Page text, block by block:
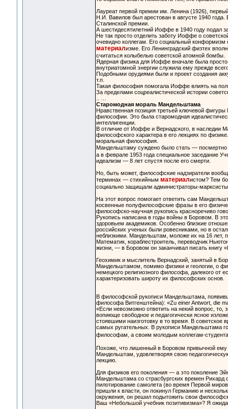
Лауреат первой премии им. Ленина (1926),
Н.И. Вавилов был арестован в августе 1940
Сталинской премии.
А шестидесятилетний Иоффе в 1940 году подал
Не так просто отделить заботу Иоффе о
очевидно коллегам. Его социальный конформизм
материализме. Его Ленинградский физтех
считаться колыбелью советской атомной бомбы.
Ядерная физика для Иоффе вначале была
внутриатомной энергии служила ему прежде
Подобными орудиями были и проект создания
т.п.
Такая философия помогала Иоффе влиять на
За пределами соцреалистической истории
Старомодная мораль Мандельштама
Нравственная позиция третьей ключевой
философии. Это была старомодная
интеллигенции.
В отличие от Иоффе и Вернадского, в наследии
философского характера в его лекциях по
моральная философия.
Мандельштаму суждено было стать —
а в феврале 1953 года специальное заседание
идеализм — 8 лет спустя после его смерти.
Но, быть может, философские надзиратели
терминах — стихийным материалистом? Тем
социально защищали администраторы-
На этот вопрос помогает ответить сам
косвенные полуфилософские фразы в его
философско-научная рукопись красноречиво
Рукопись написана в годы войны в Боровом. В
здоровьем академиков. Особенно близкие
российских ученых были ровесниками, но в
неблизкими. Мандельштам, моложе их на 16 лет,
Математик, кораблестроитель, переводчик
жизни, — в Боровом он заканчивал писать книгу
Геохимик и мыслитель Вернадский, занятый в
Мандельштамом, помимо физики и геологии, о
немецкого религиозного философа, далекого от
характеризовать широту их философских основ.
В философской рукописи Мандельштама,
философа Витгенштейна): «Zu einer Antwort, die
«Если невозможно ответить на некий вопрос, то,
вопиюще свободное и педагогически ясное
стоявшими наизготовку в то время. В
самых ругательных. В рукописи Мандельштама
философам, а своим молодым коллегам-
Похоже, что лишенный в Боровом привычной
Мандельштам, удовлетворяя свою
лекцию.
Для физиков его поколения — а это поколение
Мандельштама со страсбургских времен
пилотирование самолета (во время Первой
пришли к власти, он покинул Германию и
окружения, он решил подытожить свои
Ваш «Небольшой учебник позитивизма»? Я